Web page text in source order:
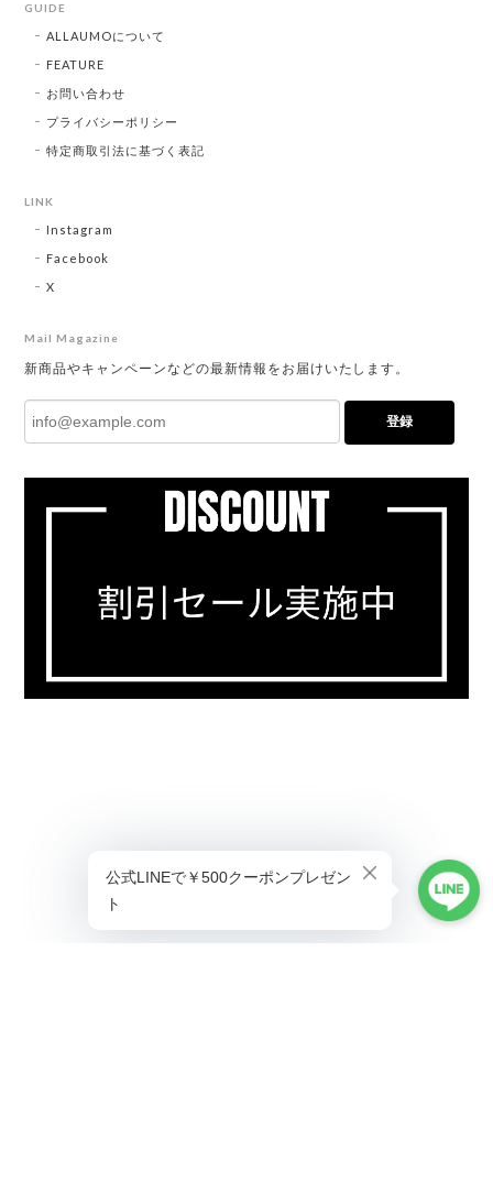
GUIDE
ALLAUMOについて
FEATURE
お問い合わせ
プライバシーポリシー
特定商取引法に基づく表記
LINK
Instagram
Facebook
X
Mail Magazine
新商品やキャンペーンなどの最新情報をお届けいたします。
登録